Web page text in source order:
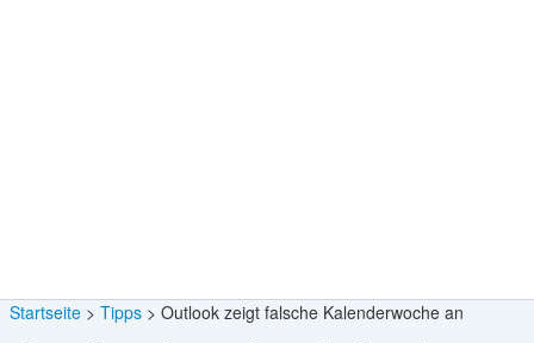
Startseite Tipps Outlook zeigt falsche Kalenderwoche an